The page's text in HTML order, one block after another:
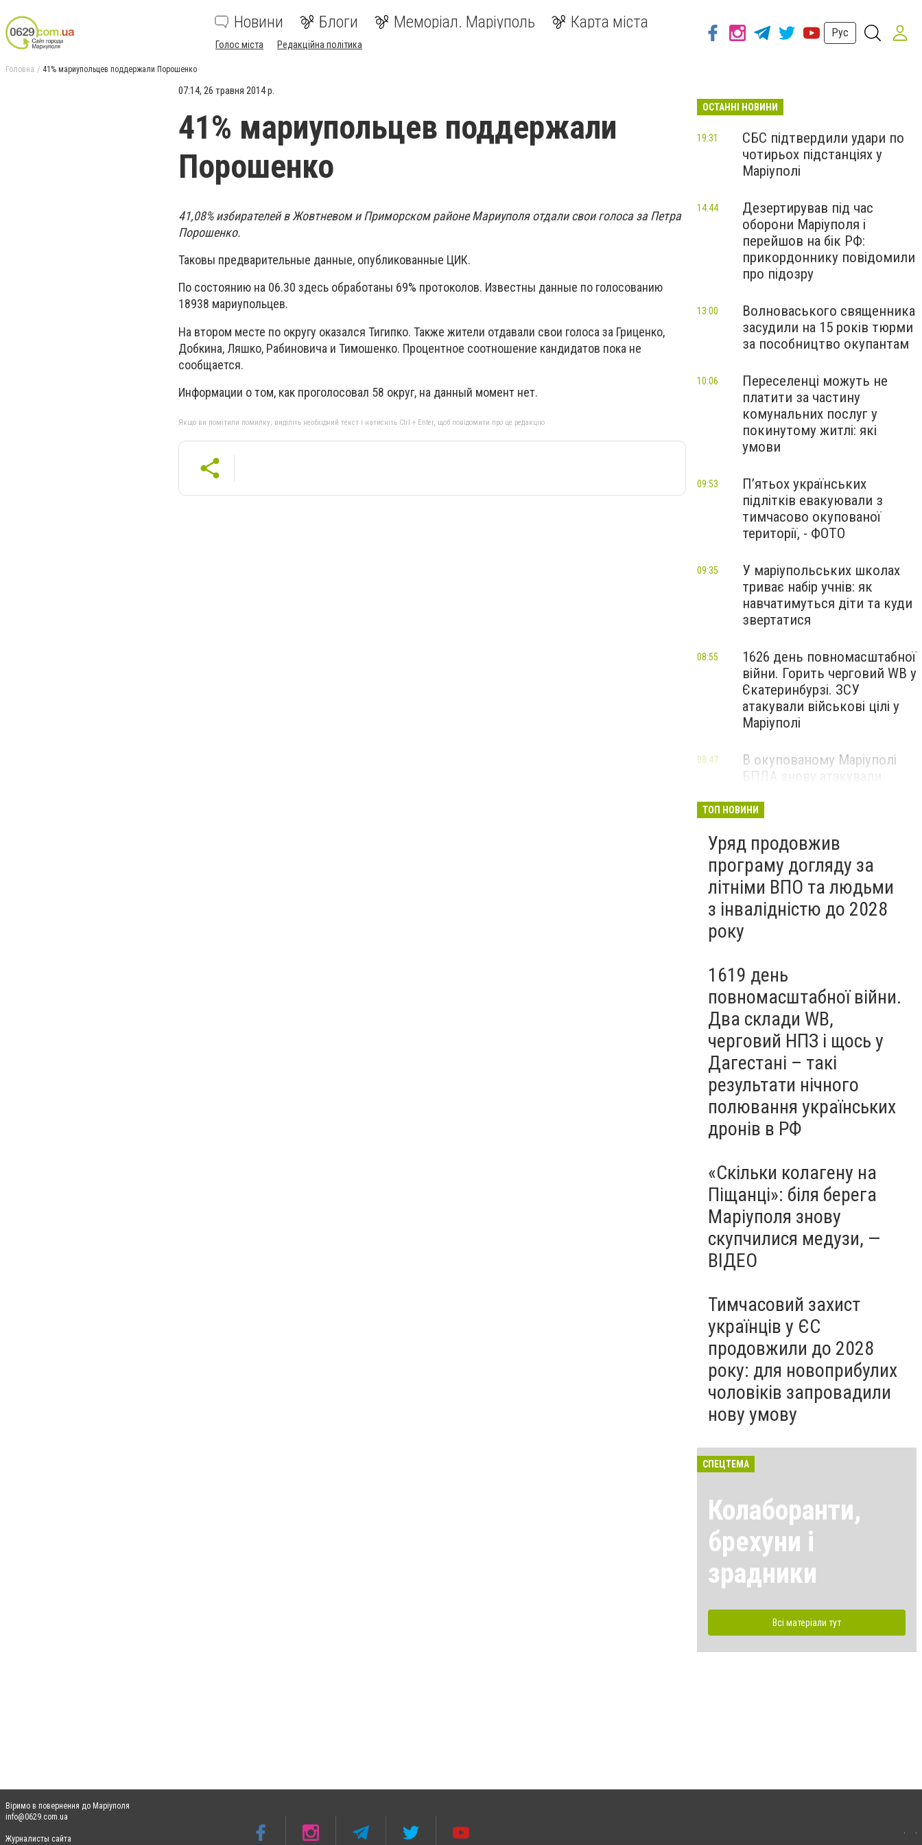
Новини Блоги Меморіал. Маріуполь Карта міста
Голос міста Редакційна політика
Рус
Головна 41% мариупольцев поддержали Порошенко
07:14, 26 травня 2014 р.
41% мариупольцев поддержали
Порошенко
41,08% избирателей в Жовтневом и Приморском районе Мариуполя отдали свои голоса за Петра
Порошенко.
Таковы предварительные данные, опубликованные ЦИК.
По состоянию на 06.30 здесь обработаны 69% протоколов. Известны данные по голосованию
18938 мариупольцев.
На втором месте по округу оказался Тигипко. Также жители отдавали свои голоса за Гриценко,
Добкина, Ляшко, Рабиновича и Тимошенко. Процентное соотношение кандидатов пока не
сообщается.
Информации о том, как проголосовал 58 округ, на данный момент нет.
Якщо ви помітили помилку, виділіть необхідний текст і натисніть Ctrl + Enter, щоб повідомити про це редакцію
ОСТАННІ НОВИНИ
СБС підтвердили удари по
чотирьох підстанціях у
Маріуполі
19:31
Дезертирував під час
оборони Маріуполя і
перейшов на бік РФ:
прикордоннику повідомили
про підозру
14:44
Волноваського священника
засудили на 15 років тюрми
за пособництво окупантам
13:00
Переселенці можуть не
платити за частину
комунальних послуг у
покинутому житлі: які
умови
10:06
П’ятьох українських
підлітків евакуювали з
тимчасово окупованої
території, - ФОТО
09:53
У маріупольських школах
триває набір учнів: як
навчатимуться діти та куди
звертатися
09:35
1626 день повномасштабної
війни. Горить черговий WB у
Єкатеринбурзі. ЗСУ
атакували військові цілі у
Маріуполі
08:55
В окупованому Маріуполі
БПЛА знову атакували
— ВІДЕО
08:47
ТОП НОВИНИ
Уряд продовжив
програму догляду за
літніми ВПО та людьми
з інвалідністю до 2028
року
1619 день
повномасштабної війни.
Два склади WB,
черговий НПЗ і щось у
Дагестані – такі
результати нічного
полювання українських
дронів в РФ
«Скільки колагену на
Піщанці»: біля берега
Маріуполя знову
скупчилися медузи, —
ВІДЕО
Тимчасовий захист
українців у ЄС
продовжили до 2028
року: для новоприбулих
чоловіків запровадили
нову умову
СПЕЦТЕМА
Колаборанти,
брехуни і
зрадники
Всі матеріали тут
Віримо в повернення до Маріуполя
info@0629.com.ua
Журналисты сайта